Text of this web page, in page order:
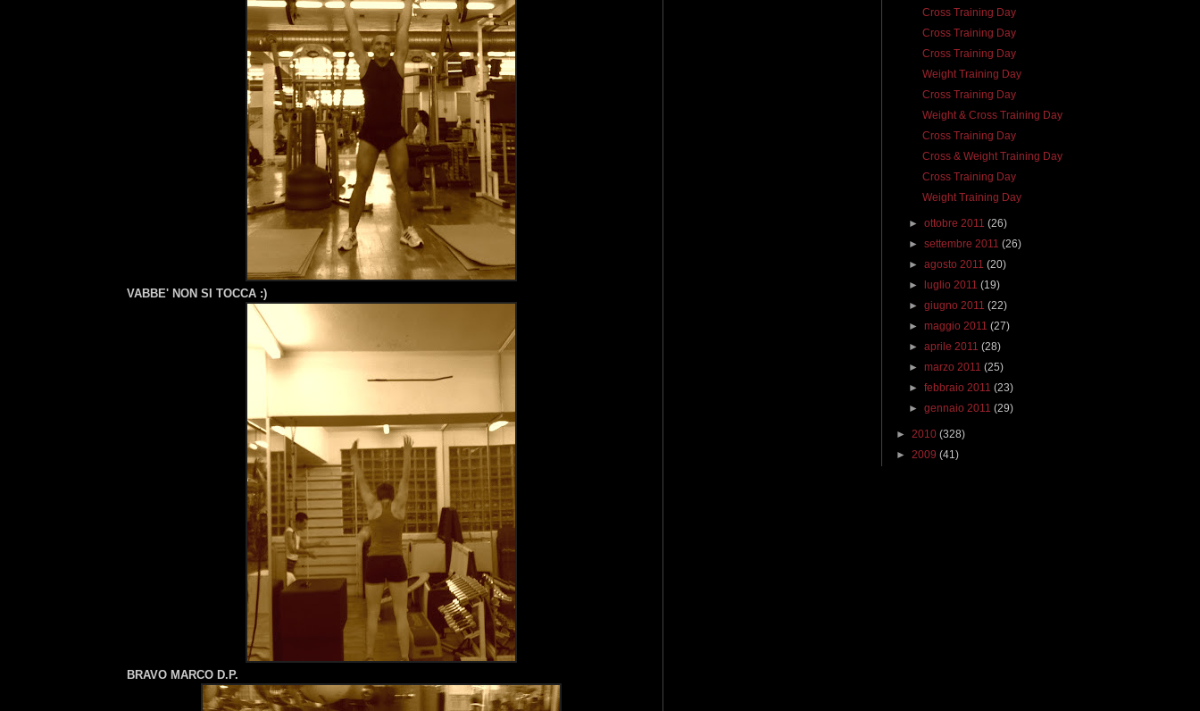
VABBE' NON SI TOCCA :)
BRAVO MARCO D.P.
Cross Training Day
Cross Training Day
Cross Training Day
Weight Training Day
Cross Training Day
Weight & Cross Training Day
Cross Training Day
Cross & Weight Training Day
Cross Training Day
Weight Training Day
►ottobre 2011(26)
►settembre 2011(26)
►agosto 2011(20)
►
luglio 2011(19)
►giugno 2011(22)
►maggio 2011(27)
►aprile 2011(28)
►marzo 2011(25)
►febbraio 2011(23)
►gennaio 2011(29)
► 2010 (328)
► 2009 (41)